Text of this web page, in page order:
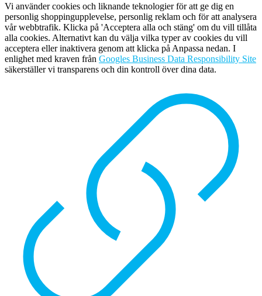
Vi använder cookies och liknande teknologier för att ge dig en
personlig shoppingupplevelse, personlig reklam och för att analysera
vår webbtrafik. Klicka på 'Acceptera alla och stäng' om du vill tillåta
alla cookies. Alternativt kan du välja vilka typer av cookies du vill
acceptera eller inaktivera genom att klicka på Anpassa nedan. I
enlighet med kraven från Googles Business Data Responsibility Site
säkerställer vi transparens och din kontroll över dina data.